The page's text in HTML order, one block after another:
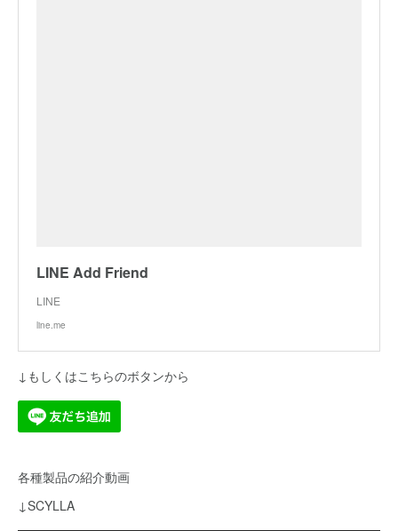
LINE Add Friend
LINE
line.me
↓もしくはこちらのボタンから
各種製品の紹介動画
↓SCYLLA